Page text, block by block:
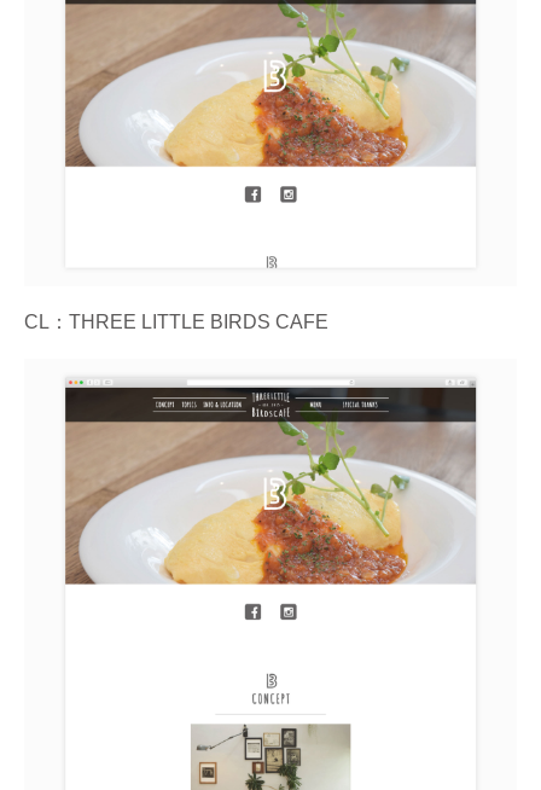
CL：THREE LITTLE BIRDS CAFE